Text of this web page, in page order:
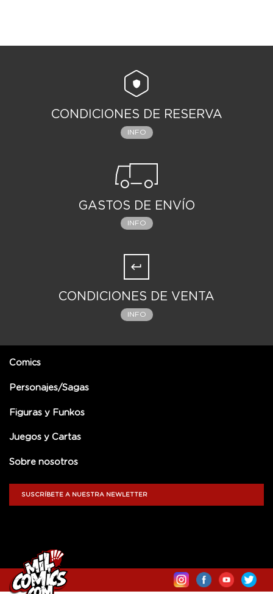
CONDICIONES DE RESERVA
INFO
GASTOS DE ENVÍO
INFO
CONDICIONES DE VENTA
INFO
Comics
Personajes/Sagas
Figuras y Funkos
Juegos y Cartas
Sobre nosotros
SUSCRÍBETE A NUESTRA NEWLETTER